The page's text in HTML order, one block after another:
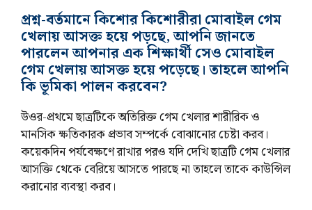
প্রশ্ন-বর্তমানে কিশোর কিশোরীরা মোবাইল গেম
খেলায় আসক্ত হয়ে পড়ছে, আপনি জানতে
পারলেন আপনার এক শিক্ষার্থী সেও মোবাইল
গেম খেলায় আসক্ত হয়ে পড়েছে। তাহলে আপনি
কি ভূমিকা পালন করবেন?
উওর-প্রথমে ছাত্রটিকে অতিরিক্ত গেম খেলার শারীরিক ও
মানসিক ক্ষতিকারক প্রভাব সম্পর্কে বোঝানোর চেষ্টা করব।
কয়েকদিন পর্যবেক্ষণে রাখার পরও যদি দেখি ছাত্রটি গেম খেলার
আসক্তি থেকে বেরিয়ে আসতে পারছে না তাহলে তাকে কাউন্সিল
করানোর ব্যবস্থা করব।